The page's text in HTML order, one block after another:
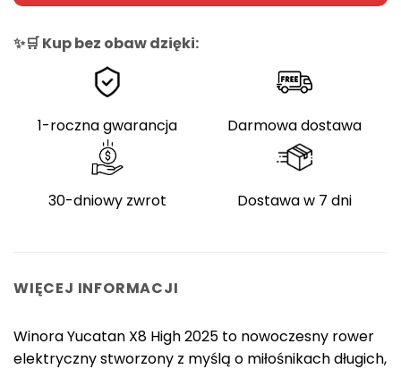
✨🛒 Kup bez obaw dzięki:
1-roczna gwarancja Darmowa dostawa
30-dniowy zwrot Dostawa w 7 dni
WIĘCEJ INFORMACJI
Winora Yucatan X8 High 2025 to nowoczesny rower
elektryczny stworzony z myślą o miłośnikach długich,